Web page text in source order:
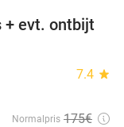
55%
+ evt. ontbijt
7.4 star
Normalpris 175€